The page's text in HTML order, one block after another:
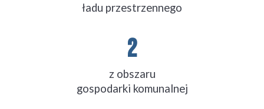
ładu przestrzennego
2
z obszaru
gospodarki komunalnej